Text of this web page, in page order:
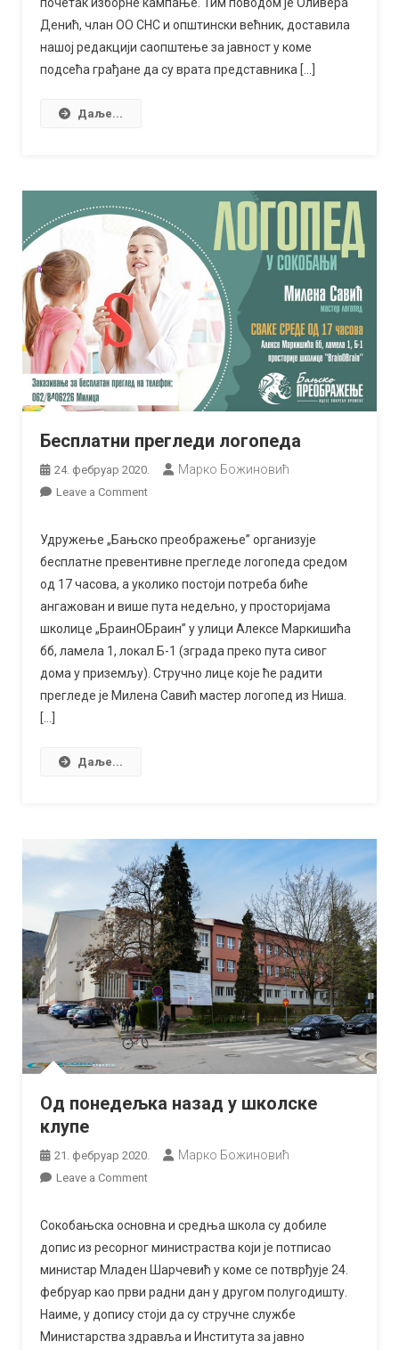
није
изборна
кампања”
Денић, члан ОО СНС и општински већник, доставила
нашој редакцији саопштење за јавност у коме
подсећа грађане да су врата представника […]
Даље...
Бесплатни прегледи логопеда
24. фебруар 2020. Марко Божиновић
Leave a Commenton
прегледи
Удружење „Бањско преображење” организује
бесплатне превентивне прегледе логопеда средом
од 17 часова, а уколико постоји потреба биће
ангажован и више пута недељно, у просторијама
школице „БраинОБраин” у улици Алексе Маркишића
бб, ламела 1, локал Б-1 (зграда преко пута сивог
дома у приземљу). Стручно лице које ће радити
прегледе је Милена Савић мастер логопед из Ниша.
[…]
Даље...
Од понедељка назад у школске
клупе
21. фебруар 2020. Марко Божиновић
Leave a Commenton
школске
клупе
Сокобањска основна и средња школа су добиле
допис из ресорног министраства који је потписао
министар Младен Шарчевић у коме се потврђује 24.
фебруар као први радни дан у другом полугодишту.
Наиме, у допису стоји да су стручне службе
Министарства здравља и Института за јавно